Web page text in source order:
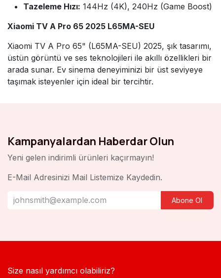
Tazeleme Hızı: 144Hz (4K), 240Hz (Game Boost)
Xiaomi TV A Pro 65 2025 L65MA-SEU
Xiaomi TV A Pro 65" (L65MA-SEU) 2025, şık tasarımı,
üstün görüntü ve ses teknolojileri ile akıllı özellikleri bir
arada sunar. Ev sinema deneyiminizi bir üst seviyeye
taşımak isteyenler için ideal bir tercihtir.
Kampanyalardan Haberdar Olun
Yeni gelen indirimli ürünleri kaçırmayın!
E-Mail Adresinizi Mail Listemize Kaydedin.
Abone Ol
Size nasıl yardımcı olabiliriz?